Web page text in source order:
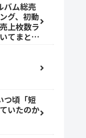
バム総売
グ、初動
上枚数ラ
てまとめ
つ頃「短
いたのか